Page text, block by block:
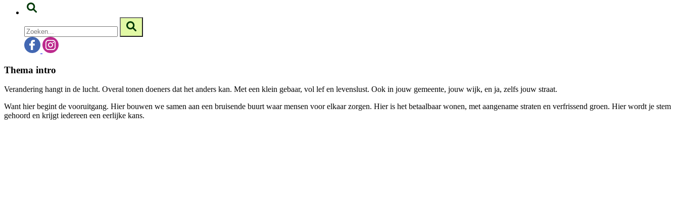
Thema intro
Verandering hangt in de lucht. Overal tonen doeners dat het anders kan. Met een klein gebaar, vol lef en levenslust. Ook in jouw gemeente, jouw wijk, en ja, zelfs jouw straat.
Want hier begint de vooruitgang. Hier bouwen we samen aan een bruisende buurt waar mensen voor elkaar zorgen. Hier is het betaalbaar wonen, met aangename straten en verfrissend groen. Hier wordt je stem
gehoord en krijgt iedereen een eerlijke kans.